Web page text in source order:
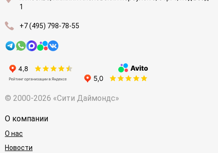
1
+7 (495) 798-78-55
© 2000-2026 «Сити Даймондс»
О компании
О нас
Новости